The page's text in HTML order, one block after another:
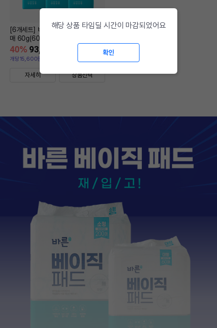
[6개세트] 바른 베이직패드 대형 60
매 60g(60x75cm)
93,600
40%
개당15,600원 (6개 세트 구입시 )
자세히 상품선택
해당 상품 타임딜 시간이 마감되었어요
확인